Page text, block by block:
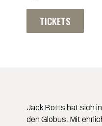
TICKETS
Jack Botts hat sich
den Globus. Mit